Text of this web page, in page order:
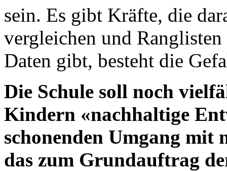
sein. Es gibt Kräfte, die
vergleichen und
Daten gibt, besteht die
Die Schule soll noch
Kindern «nachhaltige
schonenden Umgang mit
das zum Grundauftrag